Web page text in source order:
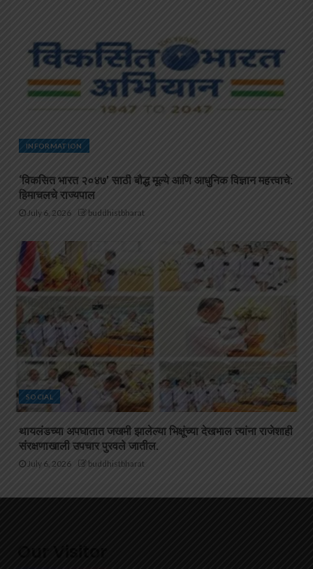
INFORMATION
‘विकसित भारत २०४७’ साठी बौद्ध मूल्ये आणि आधुनिक विज्ञान महत्त्वाचे:
हिमाचलचे राज्यपाल
July 6, 2026 buddhistbharat
SOCIAL
थायलंडच्या अपघातात जखमी झालेल्या भिक्षूंच्या देखभाल त्यांना राजेशाही
संरक्षणाखाली उपचार पुरवले जातील.
July 6, 2026 buddhistbharat